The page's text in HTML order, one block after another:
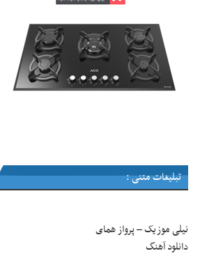
تبلیغات متنی :
نیلی موزیک–پرواز همای
دانلود آهنگ